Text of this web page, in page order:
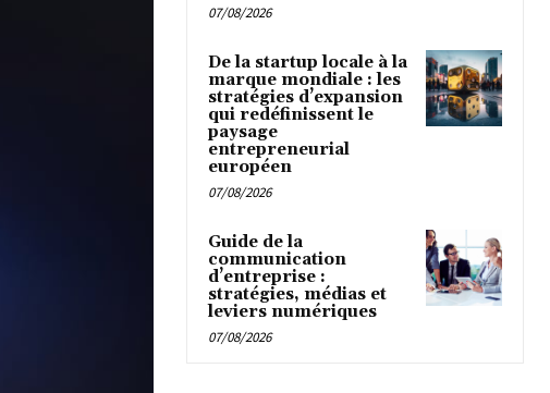
07/08/2026
De la startup locale à la
marque mondiale : les
stratégies d’expansion
qui redéfinissent le
paysage
entrepreneurial
européen
07/08/2026
Guide de la
communication
d’entreprise :
stratégies, médias et
leviers numériques
07/08/2026